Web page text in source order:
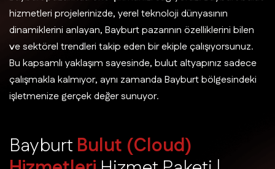
hizmetleri projelerinizde, yerel teknoloji dünyasının
dinamiklerini anlayan, Bayburt pazarının özelliklerini bilen
ve sektörel trendleri takip eden bir ekiple çalışıyorsunuz.
Bu kapsamlı yaklaşım sayesinde, bulut altyapınız sadece
çalışmakla kalmıyor, aynı zamanda Bayburt bölgesindeki
işletmenize gerçek değer sunuyor.
Bayburt Bulut (Cloud)